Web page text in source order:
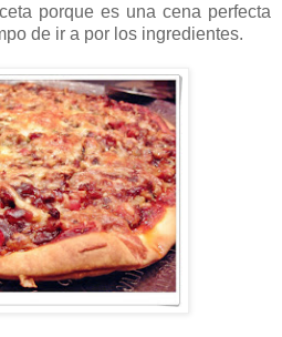
porque es una cena perfecta
de ir a por los ingredientes.